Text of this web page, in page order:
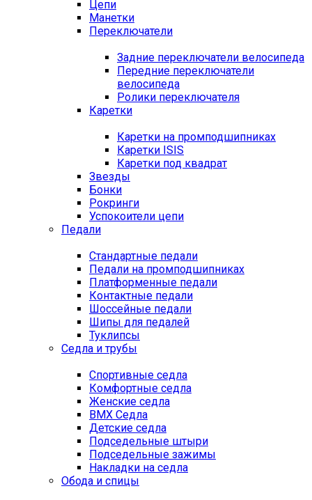
Цепи
Манетки
Переключатели
Задние переключатели велосипеда
Передние переключатели
велосипеда
Ролики переключателя
Каретки
Каретки на промподшипниках
Каретки ISIS
Каретки под квадрат
Звезды
Бонки
Рокринги
Успокоители цепи
Педали
Стандартные педали
Педали на промподшипниках
Платформенные педали
Контактные педали
Шоссейные педали
Шипы для педалей
Туклипсы
Седла и трубы
Спортивные седла
Комфортные седла
Женские седла
BMX Седла
Детские седла
Подседельные штыри
Подседельные зажимы
Накладки на седла
Обода и спицы